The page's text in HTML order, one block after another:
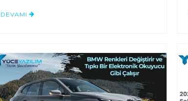
DEVAMI